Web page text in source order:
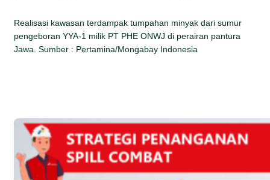
Realisasi kawasan terdampak tumpahan minyak dari sumur
pengeboran YYA-1 milik PT PHE ONWJ di perairan pantura
Jawa. Sumber : Pertamina/Mongabay Indonesia